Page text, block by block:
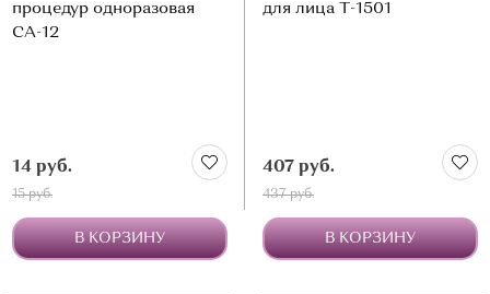
процедур одноразовая
CA-12
14 руб.
15 руб.
В КОРЗИНУ
для лица Т-1501
407 руб.
437 руб.
В КОРЗИНУ